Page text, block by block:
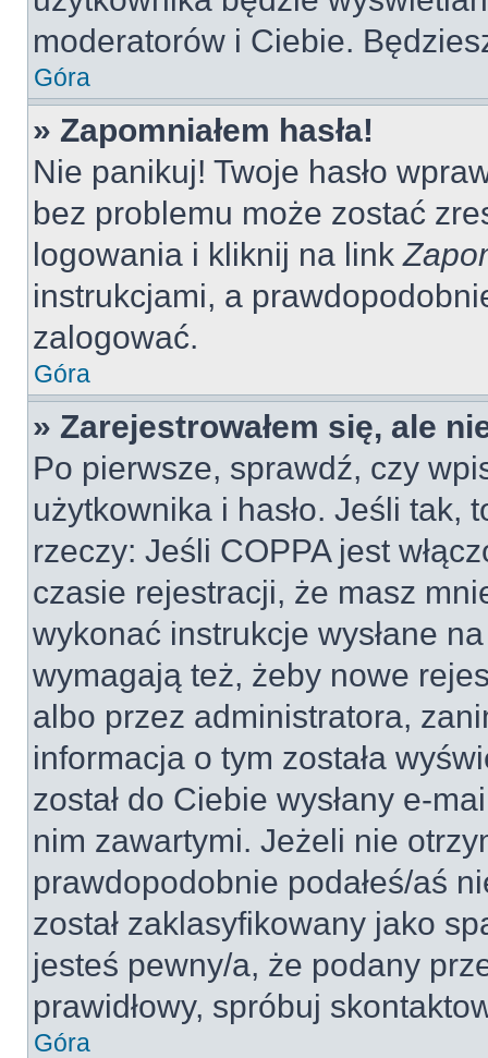
moderatorów i Ciebie.
Góra
» Zapomniałem hasła!
Nie panikuj! Twoje hasło
bez problemu może zostać
logowania i kliknij na link
instrukcjami, a
zalogować.
Góra
» Zarejestrowałem się, ale
Po pierwsze, sprawdź, czy
użytkownika i hasło. Jeśli tak,
rzeczy: Jeśli COPPA jest
czasie rejestracji, że masz
wykonać instrukcje wysłane
wymagają też, żeby nowe
albo przez administratora,
informacja o tym została
został do Ciebie wysłany e-
nim zawartymi. Jeżeli nie
prawdopodobnie podałeś/aś
został zaklasyfikowany jako
jesteś pewny/a, że podany
prawidłowy, spróbuj
Góra